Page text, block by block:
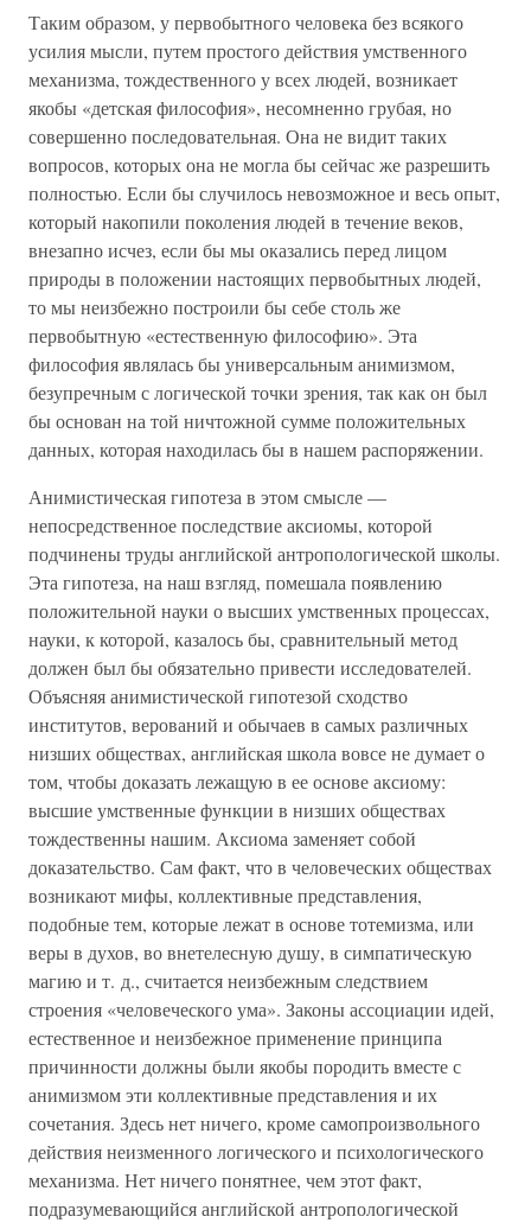
Таким образом, у первобытного человека без всякого
усилия мысли, путем простого действия умственного
механизма, тождественного у всех людей, возникает
якобы «детская философия», несомненно грубая, но
совершенно последовательная. Она не видит таких
вопросов, которых она не могла бы сейчас же разрешить
полностью. Если бы случилось невозможное и весь опыт,
который накопили поколения людей в течение веков,
внезапно исчез, если бы мы оказались перед лицом
природы в положении настоящих первобытных людей,
то мы неизбежно построили бы себе столь же
первобытную «естественную философию». Эта
философия являлась бы универсальным анимизмом,
безупречным с логической точки зрения, так как он был
бы основан на той ничтожной сумме положительных
данных, которая находилась бы в нашем распоряжении.
Анимистическая гипотеза в этом смысле —
непосредственное последствие аксиомы, которой
подчинены труды английской антропологической школы.
Эта гипотеза, на наш взгляд, помешала появлению
положительной науки о высших умственных процессах,
науки, к которой, казалось бы, сравнительный метод
должен был бы обязательно привести исследователей.
Объясняя анимистической гипотезой сходство
институтов, верований и обычаев в самых различных
низших обществах, английская школа вовсе не думает о
том, чтобы доказать лежащую в ее основе аксиому:
высшие умственные функции в низших обществах
тождественны нашим. Аксиома заменяет собой
доказательство. Сам факт, что в человеческих обществах
возникают мифы, коллективные представления,
подобные тем, которые лежат в основе тотемизма, или
веры в духов, во внетелесную душу, в симпатическую
магию и т. д., считается неизбежным следствием
строения «человеческого ума». Законы ассоциации идей,
естественное и неизбежное применение принципа
причинности должны были якобы породить вместе с
анимизмом эти коллективные представления и их
сочетания. Здесь нет ничего, кроме самопроизвольного
действия неизменного логического и психологического
механизма. Нет ничего понятнее, чем этот факт,
подразумевающийся английской антропологической